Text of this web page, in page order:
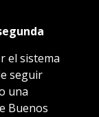
el sistema
seguir
una
Buenos